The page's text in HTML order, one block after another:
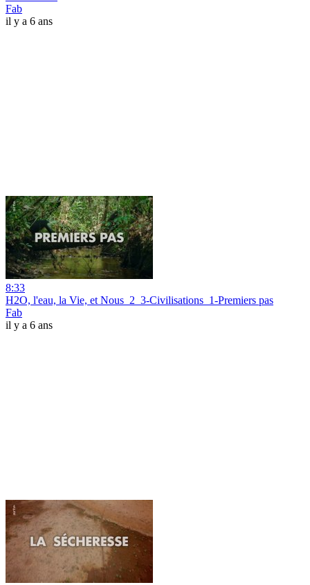
Fab
il y a 6 ans
8:33
H2O, l'eau, la Vie, et Nous_2_3-Civilisations_1-Premiers pas
Fab
il y a 6 ans